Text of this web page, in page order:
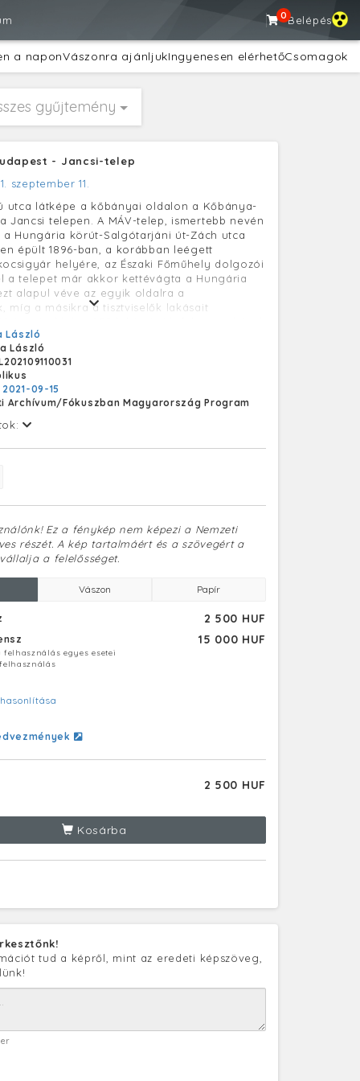
0Belépés
a naponVászonra ajánljukIngyenesen elérhetőCsomagok
gyűjtemény
- Jancsi-telep
szeptember 11.
utca látképe a kőbányai oldalon a Kőbánya-
Jancsi telepen. A MÁV-telep, ismertebb nevén
a Hungária körút-Salgótarjáni út-Zách utca
épült 1896-ban, a korábban leégett
helyére, az Északi Főműhely dolgozói
a telepet már akkor kettévágta a Hungária
alapul véve az egyik oldalra a
míg a másikra a tisztviselők lakásait
zömében földszintes, egyemeletes házak -,
részen 50 lakást alakítottak ki, MÁV által
alapján földszintes és emeletes egy-két
készültek. Külön fürdőházat is kialakítottak
orvosi és szórakozási lehetőségek is
voltak.
László
László
2021-09-15
Archívum/Fókuszban Magyarország Program
Ez a fénykép nem képezi a Nemzeti
részét. A kép tartalmáért és a szövegért a
a felelősséget.
Vászon Papír
2 500 HUF
15 000 HUF
felhasználás egyes esetei
2 500 HUF
Kosárba
tud a képről, mint az eredeti képszöveg,